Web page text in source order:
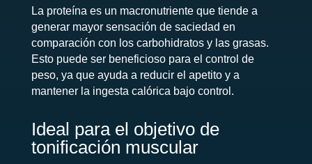
La proteína es un macronutriente que tiende a
generar mayor sensación de saciedad en
comparación con los carbohidratos y las grasas.
Esto puede ser beneficioso para el control de
peso, ya que ayuda a reducir el apetito y a
mantener la ingesta calórica bajo control.
Ideal para el objetivo de
tonificación muscular